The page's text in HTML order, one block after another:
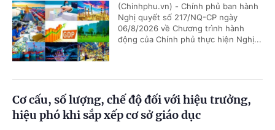
(Chinhphu.vn) - Chính phủ ban hành
Nghị quyết số 217/NQ-CP ngày
06/8/2026 về Chương trình hành
động của Chính phủ thực hiện Nghị...
Cơ cấu, số lượng, chế độ đối với hiệu trưởng,
hiệu phó khi sắp xếp cơ sở giáo dục